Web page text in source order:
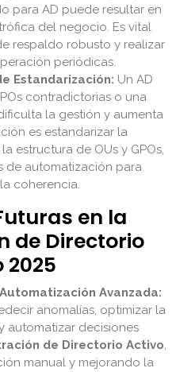
para AD puede resultar en
del negocio. Es vital
respaldo robusto y realizar
periódicas.
Estandarización: Un AD
contradictorias o una
la gestión y aumenta
es estandarizar la
estructura de OUs y GPOs,
de automatización para
coherencia.
en la
de Directorio
2025
Avanzada:
anomalías, optimizar la
automatizar decisiones
de Directorio Activo,
manual y mejorando la